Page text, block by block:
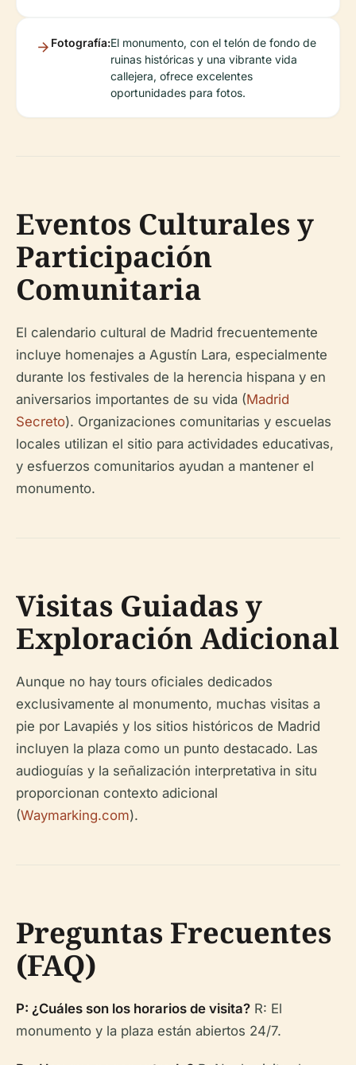
Fotografía:El monumento, con el telón de fondo de
ruinas históricas y una vibrante vida
callejera, ofrece excelentes
oportunidades para fotos.
Eventos Culturales y
Participación
Comunitaria
El calendario cultural de Madrid frecuentemente
incluye homenajes a Agustín Lara, especialmente
durante los festivales de la herencia hispana y en
aniversarios importantes de su vida (Madrid
Secreto). Organizaciones comunitarias y escuelas
locales utilizan el sitio para actividades educativas,
y esfuerzos comunitarios ayudan a mantener el
monumento.
Visitas Guiadas y
Exploración Adicional
Aunque no hay tours oficiales dedicados
exclusivamente al monumento, muchas visitas a
pie por Lavapiés y los sitios históricos de Madrid
incluyen la plaza como un punto destacado. Las
audioguías y la señalización interpretativa in situ
proporcionan contexto adicional
(Waymarking.com).
Preguntas Frecuentes
(FAQ)
P: ¿Cuáles son los horarios de visita? R: El
monumento y la plaza están abiertos 24/7.